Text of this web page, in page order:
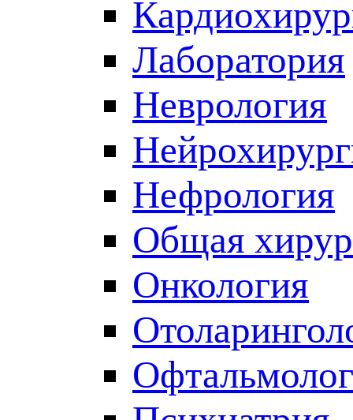
Лаборатория
Неврология
Нефрология
Общая
Онкология